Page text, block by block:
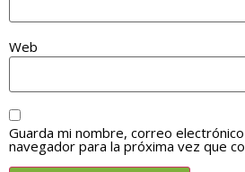
Web
Guarda mi nombre, correo
navegador para la próxima vez que